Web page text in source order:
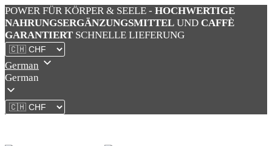
POWER FÜR KÖRPER & SEELE - HOCHWERTIGE
NAHRUNGSERGÄNZUNGSMITTEL UND CAFFÈ
GARANTIERT SCHNELLE LIEFERUNG
German
German